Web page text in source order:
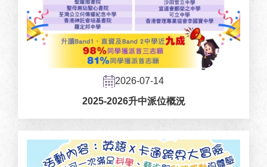
2026-07-14
2025-2026升中派位概況